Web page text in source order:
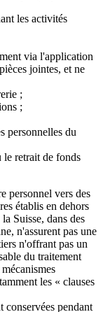
les activités
via l'application
jointes, et ne
;
;
personnelles du
le retrait de fonds
personnel vers des
établis en dehors
Suisse, dans des
n'assurent pas une
n'offrant pas un
du traitement
les « clauses
conservées pendant